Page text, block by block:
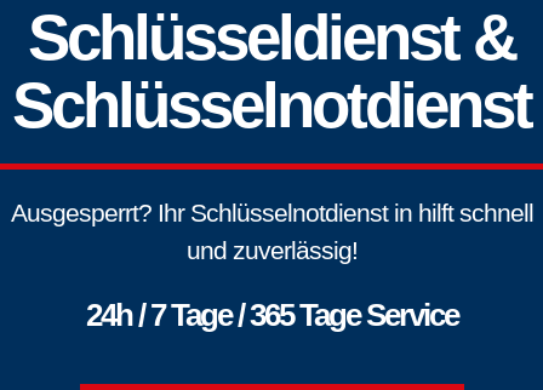
Schlüsseldienst &
Schlüsselnotdienst
Ausgesperrt? Ihr Schlüsselnotdienst in hilft schnell
und zuverlässig!
24h / 7 Tage / 365 Tage Service